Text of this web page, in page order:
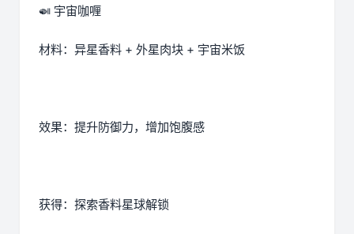
🍛 宇宙咖喱
材料：异星香料 + 外星肉块 + 宇宙米饭
效果：提升防御力，增加饱腹感
获得：探索香料星球解锁